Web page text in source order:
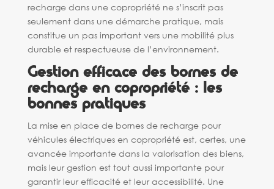
recharge dans une copropriété ne s’inscrit pas
seulement dans une démarche pratique, mais
constitue un pas important vers une mobilité plus
durable et respectueuse de l’environnement.
Gestion efficace des bornes de
recharge en copropriété : les
bonnes pratiques
La mise en place de bornes de recharge pour
véhicules électriques en copropriété est, certes, une
avancée importante dans la valorisation des biens,
mais leur gestion est tout aussi importante pour
garantir leur efficacité et leur accessibilité. Une